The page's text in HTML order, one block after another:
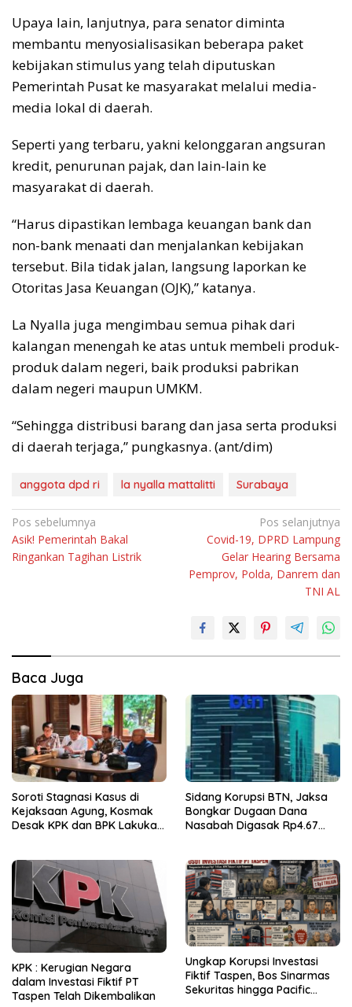
Upaya lain, lanjutnya, para senator diminta
membantu menyosialisasikan beberapa paket
kebijakan stimulus yang telah diputuskan
Pemerintah Pusat ke masyarakat melalui media-
media lokal di daerah.
Seperti yang terbaru, yakni kelonggaran angsuran
kredit, penurunan pajak, dan lain-lain ke
masyarakat di daerah.
“Harus dipastikan lembaga keuangan bank dan
non-bank menaati dan menjalankan kebijakan
tersebut. Bila tidak jalan, langsung laporkan ke
Otoritas Jasa Keuangan (OJK),” katanya.
La Nyalla juga mengimbau semua pihak dari
kalangan menengah ke atas untuk membeli produk-
produk dalam negeri, baik produksi pabrikan
dalam negeri maupun UMKM.
“Sehingga distribusi barang dan jasa serta produksi
di daerah terjaga,” pungkasnya. (ant/dim)
anggota dpd ri la nyalla mattalitti Surabaya
Navigasi
pos
Pos sebelumnya
Asik! Pemerintah Bakal
Ringankan Tagihan Listrik
Pos selanjutnya
Covid-19, DPRD Lampung
Gelar Hearing Bersama
Pemprov, Polda, Danrem dan
TNI AL
Baca Juga
Soroti Stagnasi Kasus di
Kejaksaan Agung, Kosmak
Desak KPK dan BPK Lakukan
Sidang Korupsi BTN, Jaksa
Bongkar Dugaan Dana
Nasabah Digasak Rp4.67
KPK : Kerugian Negara
dalam Investasi Fiktif PT
Taspen Telah Dikembalikan
Ungkap Korupsi Investasi
Fiktif Taspen, Bos Sinarmas
Sekuritas hingga Pacific